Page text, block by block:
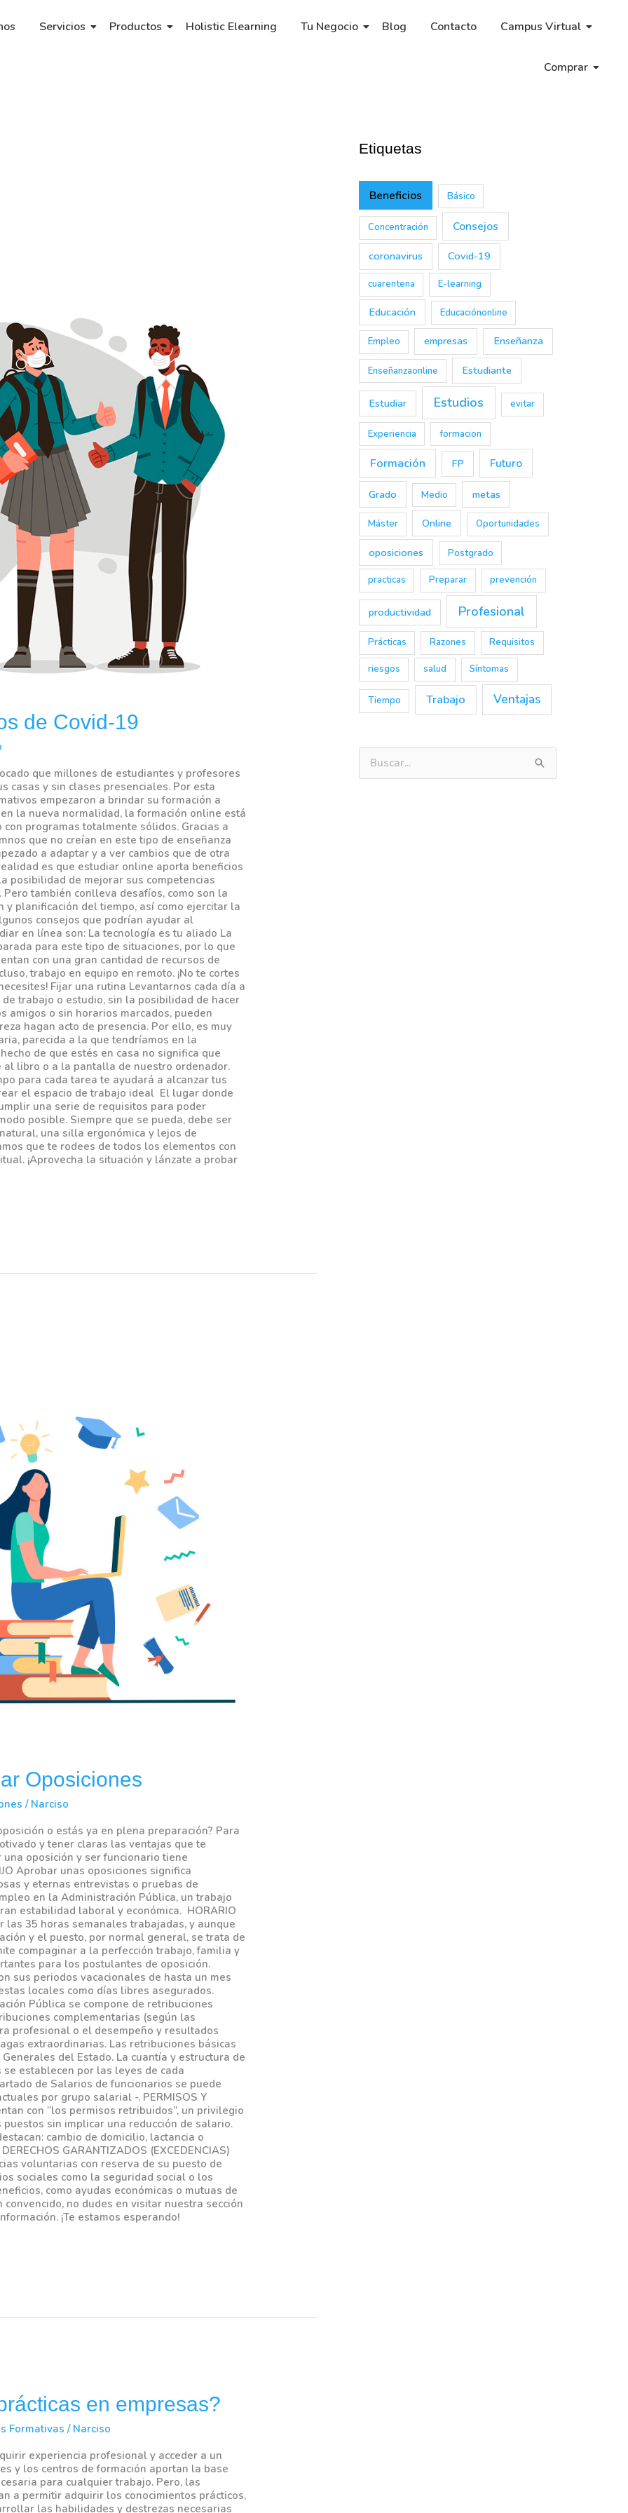
Servicios Productos Holistic Elearning Tu Negocio Blog Contacto Campus Virtual
Comprar
de Covid-19
que millones de estudiantes y profesores
casas y sin clases presenciales. Por esta
empezaron a brindar su formación a
la nueva normalidad, la formación online está
programas totalmente sólidos. Gracias a
que no creían en este tipo de enseñanza
a adaptar y a ver cambios que de otra
es que estudiar online aporta beneficios
posibilidad de mejorar sus competencias
también conlleva desafíos, como son la
y planificación del tiempo, así como ejercitar la
consejos que podrían ayudar al
en línea son: La tecnología es tu aliado La
para este tipo de situaciones, por lo que
con una gran cantidad de recursos de
trabajo en equipo en remoto. ¡No te cortes
Fijar una rutina Levantarnos cada día a
trabajo o estudio, sin la posibilidad de hacer
amigos o sin horarios marcados, pueden
hagan acto de presencia. Por ello, es muy
parecida a la que tendríamos en la
de que estés en casa no significa que
libro o a la pantalla de nuestro ordenador.
para cada tarea te ayudará a alcanzar tus
el espacio de trabajo ideal El lugar donde
una serie de requisitos para poder
posible. Siempre que se pueda, debe ser
una silla ergonómica y lejos de
que te rodees de todos los elementos con
¡Aprovecha la situación y lánzate a probar
Oposiciones
/ Narciso
o estás ya en plena preparación? Para
y tener claras las ventajas que te
oposición y ser funcionario tiene
Aprobar unas oposiciones significa
y eternas entrevistas o pruebas de
en la Administración Pública, un trabajo
estabilidad laboral y económica. HORARIO
las 35 horas semanales trabajadas, y aunque
y el puesto, por normal general, se trata de
compaginar a la perfección trabajo, familia y
para los postulantes de oposición.
sus periodos vacacionales de hasta un mes
locales como días libres asegurados.
Pública se compone de retribuciones
complementarias (según las
profesional o el desempeño y resultados
extraordinarias. Las retribuciones básicas
del Estado. La cuantía y estructura de
establecen por las leyes de cada
de Salarios de funcionarios se puede
por grupo salarial -. PERMISOS Y
con “los permisos retribuidos”, un privilegio
sin implicar una reducción de salario.
cambio de domicilio, lactancia o
GARANTIZADOS (EXCEDENCIAS)
voluntarias con reserva de su puesto de
sociales como la seguridad social o los
como ayudas económicas o mutuas de
no dudes en visitar nuestra sección
¡Te estamos esperando!
en empresas?
Formativas / Narciso
experiencia profesional y acceder a un
y los centros de formación aportan la base
para cualquier trabajo. Pero, las
a permitir adquirir los conocimientos prácticos,
las habilidades y destrezas necesarias
Etiquetas
Beneficios Básico
Concentración Consejos
coronavirus Covid-19
cuarentena E-learning
Educación Educaciónonline
Empleo empresas Enseñanza
Enseñanzaonline Estudiante
Estudiar Estudios evitar
Experiencia formacion
Formación FP Futuro
Grado Medio metas
Máster Online Oportunidades
oposiciones Postgrado
practicas Preparar prevención
productividad Profesional
Prácticas Razones Requisitos
riesgos salud Síntomas
Tiempo Trabajo Ventajas